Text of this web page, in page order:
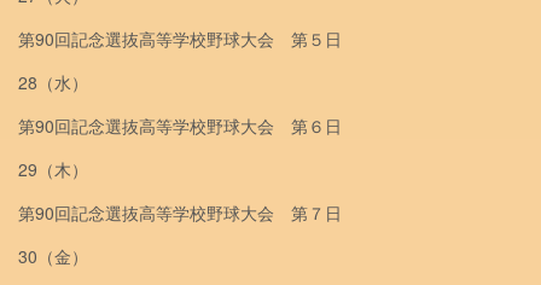
第90回記念選抜高等学校野球大会 第５日
28（水）
第90回記念選抜高等学校野球大会 第６日
29（木）
第90回記念選抜高等学校野球大会 第７日
30（金）